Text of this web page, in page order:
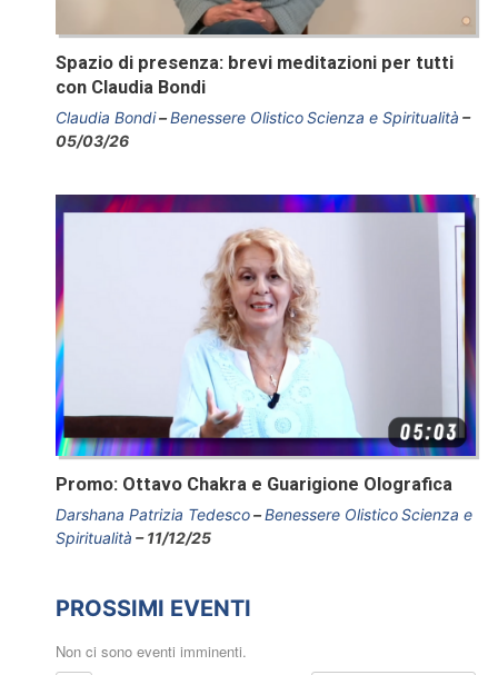
Spazio di presenza: brevi meditazioni per tutti
con Claudia Bondi
Claudia Bondi Benessere OlisticoScienza e Spiritualità
05/03/26
Promo: Ottavo Chakra e Guarigione Olografica
Darshana Patrizia Tedesco Benessere OlisticoScienza e
Spiritualità
11/12/25
PROSSIMI EVENTI
Non ci sono eventi imminenti.